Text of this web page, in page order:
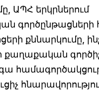
ԱՊՀ երկրներում
գործընթացների
քննարկումը,
քաղաքական